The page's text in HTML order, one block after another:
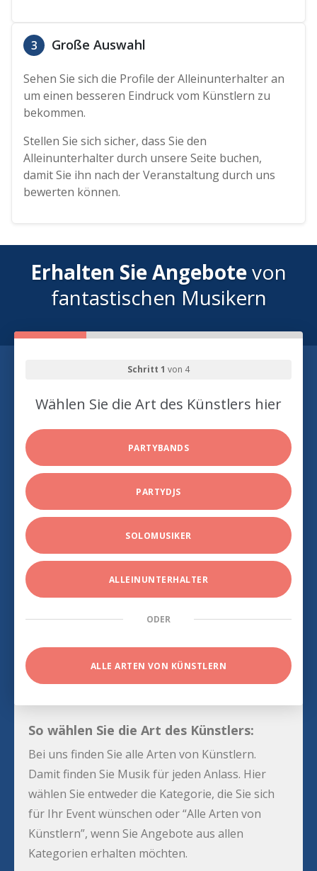
3 Große Auswahl
Sehen Sie sich die Profile der Alleinunterhalter an
um einen besseren Eindruck vom Künstlern zu
bekommen.
Stellen Sie sich sicher, dass Sie den
Alleinunterhalter durch unsere Seite buchen,
damit Sie ihn nach der Veranstaltung durch uns
bewerten können.
Erhalten Sie Angebotevon
fantastischen Musikern
Schritt 1 von 4
Wählen Sie die Art des Künstlers hier
PARTYBANDS
PARTYDJS
SOLOMUSIKER
ALLEINUNTERHALTER
ODER
ALLE ARTEN VON KÜNSTLERN
So wählen Sie die Art des Künstlers:
Bei uns finden Sie alle Arten von Künstlern.
Damit finden Sie Musik für jeden Anlass. Hier
wählen Sie entweder die Kategorie, die Sie sich
für Ihr Event wünschen oder “Alle Arten von
Künstlern”, wenn Sie Angebote aus allen
Kategorien erhalten möchten.